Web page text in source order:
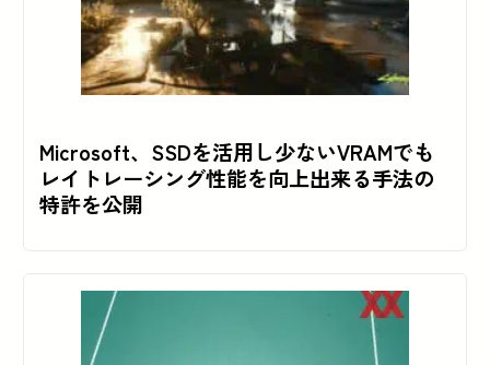
Microsoft、SSDを活用し少ないVRAMでも
レイトレーシング性能を向上出来る手法の
特許を公開